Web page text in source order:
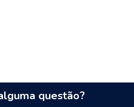
questão?